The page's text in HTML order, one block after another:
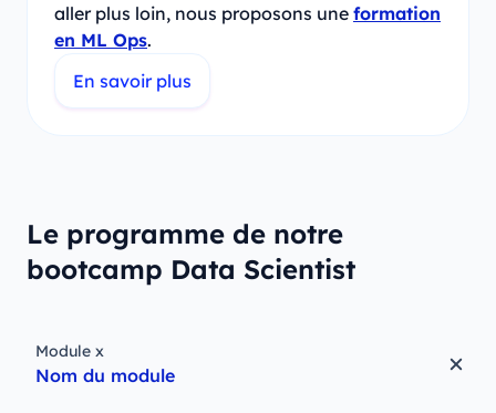
aller plus loin, nous proposons une formation
en ML Ops.
En savoir plus
Le programme de notre
bootcamp Data Scientist
Module x
Nom du module